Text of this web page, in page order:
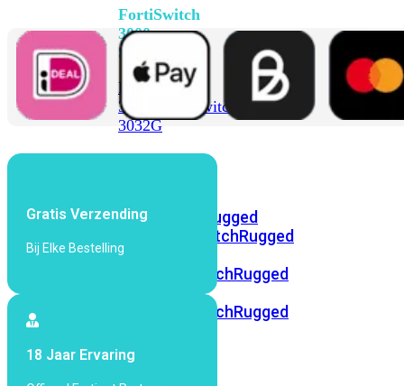
FortiSwitch
3000
Series
FortiSwitch
3032E
FortiSwitch
3032G
FortiSwitchRugged
FortiSwitchRugged
112F-
FortiSwitchRugged
FortiSwitchRugged
POE
Gratis Verzending
Bij Elke Bestelling
18 Jaar Ervaring